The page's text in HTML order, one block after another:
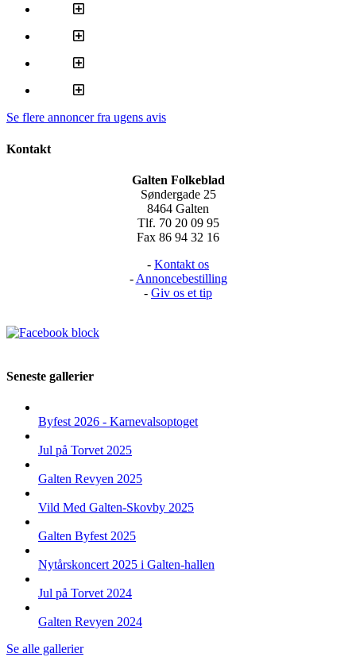
Se flere annoncer fra ugens avis
Kontakt
Galten Folkeblad
Søndergade 25
8464 Galten
Tlf. 70 20 09 95
Fax 86 94 32 16
- Kontakt os
- Annoncebestilling
- Giv os et tip
Seneste gallerier
Byfest 2026 - Karnevalsoptoget
Jul på Torvet 2025
Galten Revyen 2025
Vild Med Galten-Skovby 2025
Galten Byfest 2025
Nytårskoncert 2025 i Galten-hallen
Jul på Torvet 2024
Galten Revyen 2024
Se alle gallerier